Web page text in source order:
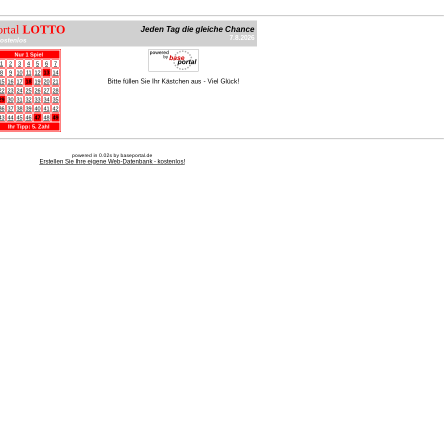
LOTTO Jeden Tag die gleiche Chance
7.8.2026
Nur 1 Spiel
1
2 3 4 5 6
7
8
9 10 11 12 13 14
16 17 18 19 20 21
23 24 25 26 27 28
30 31 32 33 34 35
37 38 39 40 41
42
44 45 46 47 48 49
Ihr Tipp: 5. Zahl
Bitte füllen Sie Ihr Kästchen aus - Viel Glück!
powered in 0.02s by baseportal.de
Erstellen Sie Ihre eigene Web-Datenbank - kostenlos!